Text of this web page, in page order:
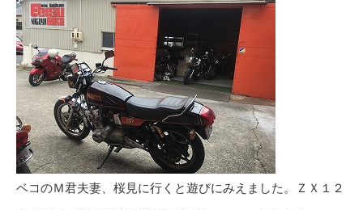
ベコのＭ君夫妻、桜見に行くと遊びにみえました。ＺＸ１２